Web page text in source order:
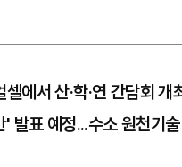
에서 산·학·연 간담회 개
발표 예정...수소 원천기